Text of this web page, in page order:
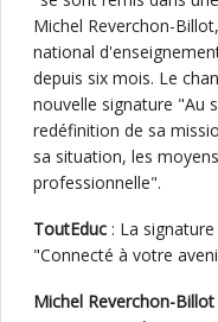
Michel Reverchon-
national
depuis six mois. Le
nouvelle signature "Au
redéfinition de sa
sa situation, les
professionnelle".
ToutEduc : La
"Connecté à votre
Michel Reverchon-Billot